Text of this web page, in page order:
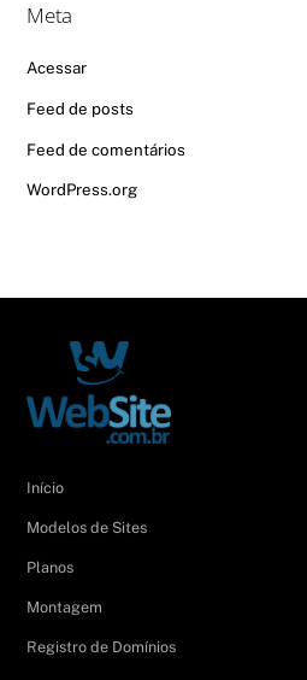
Meta
Acessar
Feed de posts
Feed de comentários
WordPress.org
Início
Modelos de Sites
Planos
Montagem
Registro de Domínios